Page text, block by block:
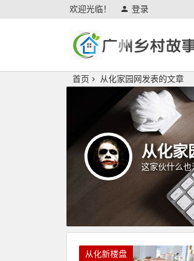
欢迎光临！ 登录
广州乡村故事
首页 从化家园网发表的文章
从化家
这家伙什么也
从化新楼盘